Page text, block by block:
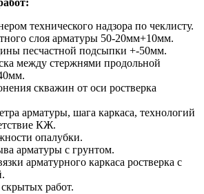
технического надзора по чеклисту.
слоя арматуры 50-20мм+10мм.
песчастной подсыпки +-50мм.
между стержнями продольной
скважин от оси ростверка
арматуры, шага каркаса, технологий
КЖ.
опалубки.
арматуры с грунтом.
арматурного каркаса ростверка с
работ.